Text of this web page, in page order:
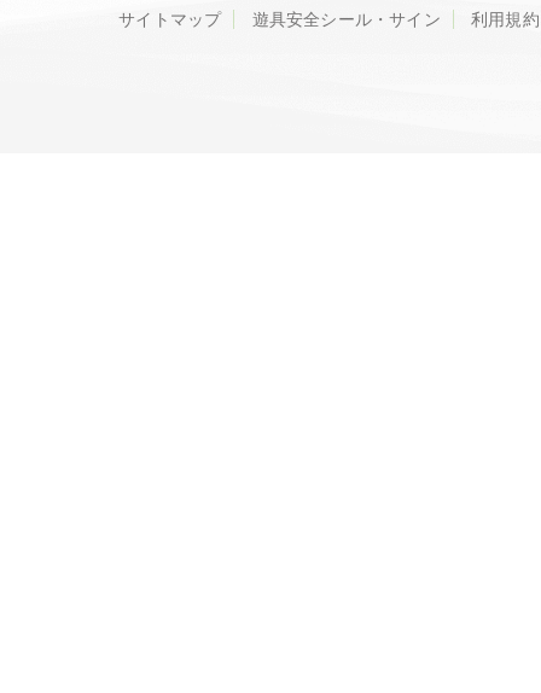
サイトマップ 遊具安全シール・サイン 利用規約